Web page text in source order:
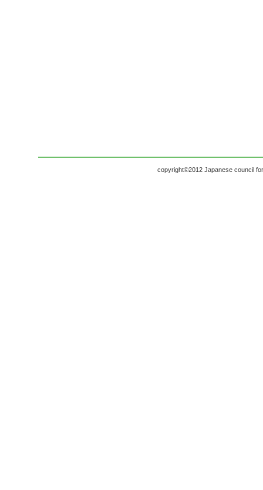
copyright©2012 Japanese council